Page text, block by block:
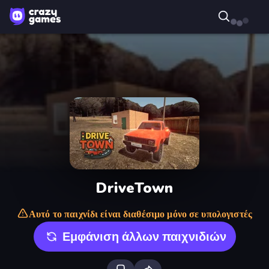
DriveTown
Αυτό το παιχνίδι είναι διαθέσιμο μόνο σε υπολογιστές
Εμφάνιση άλλων παιχνιδιών